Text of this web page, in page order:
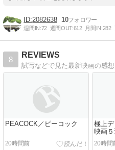
2082638 10
週間IN:72 週間OUT:612 月間IN:282
8
REVIEWS
PEACOCK／ピーコック
20時間前
極上
映画５
20時間